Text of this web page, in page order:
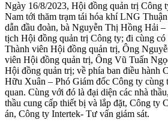
Ngày 16/8/2023, Hội đồng quản trị Công
Nam tới thăm trạm tái hóa khí LNG
dẫn đầu đoàn, bà Nguyễn Thị Hồng Hải
tịch Hội đồng quản trị Công ty; đi cùng
Thành viên Hội đồng quản trị, Ông
viên Hội đồng quản trị, Ông Vũ Tuấn
Hội đồng quản trị; về phía ban điều hành
Hữu Xuân – Phó Giám đốc Công ty cùng
quan. Cùng với đó là đại diện các nhà
thầu cung cấp thiết bị và lắp đặt, Công ty
án, Công ty Intertek- Tư vấn giám sát.